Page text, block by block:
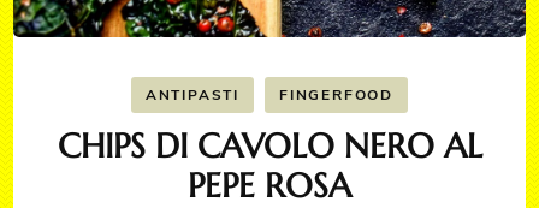
ANTIPASTI FINGERFOOD
CHIPS DI CAVOLO NERO AL
PEPE ROSA